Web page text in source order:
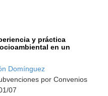
y práctica
en un
Domínguez
por Convenios
07